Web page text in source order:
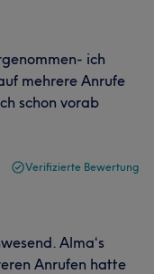
ich
mehrere Anrufe
schon vorab
Verifizierte Bewertung
Alma‘s
Anrufen hatte